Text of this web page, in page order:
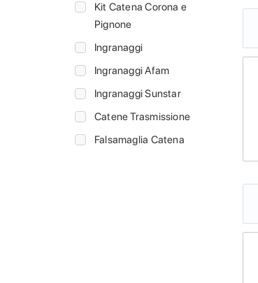
Kit Catena Corona e
Pignone
Ingranaggi
Ingranaggi Afam
Ingranaggi Sunstar
Catene Trasmissione
Falsamaglia Catena